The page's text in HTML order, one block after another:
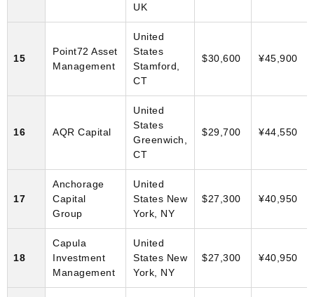
UK
15
Point72 Asset
Management
United
States
Stamford,
CT
$30,600 ¥45,900
16 AQR Capital
United
States
Greenwich,
CT
$29,700 ¥44,550
17
Anchorage
Capital
Group
United
States New
York, NY
$27,300 ¥40,950
18
Capula
Investment
Management
United
States New
York, NY
$27,300 ¥40,950